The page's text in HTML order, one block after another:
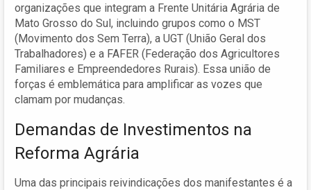
organizações que integram a Frente Unitária Agrária de
Mato Grosso do Sul, incluindo grupos como o MST
(Movimento dos Sem Terra), a UGT (União Geral dos
Trabalhadores) e a FAFER (Federação dos Agricultores
Familiares e Empreendedores Rurais). Essa união de
forças é emblemática para amplificar as vozes que
clamam por mudanças.
Demandas de Investimentos na
Reforma Agrária
Uma das principais reivindicações dos manifestantes é a